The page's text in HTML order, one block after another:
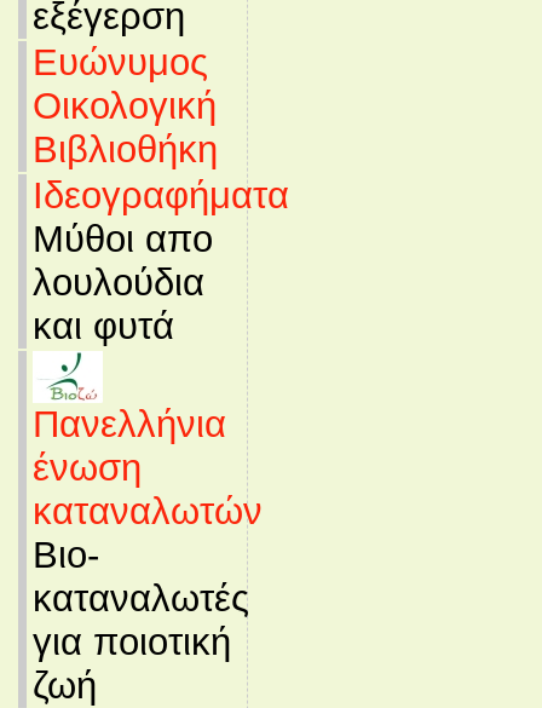
εξέγερση
Ευώνυμος
Οικολογική
Βιβλιοθήκη
Ιδεογραφήματα
Μύθοι απο
λουλούδια
και φυτά
Πανελλήνια
ένωση
καταναλωτών
Βιο-
καταναλωτές
για ποιοτική
ζωή